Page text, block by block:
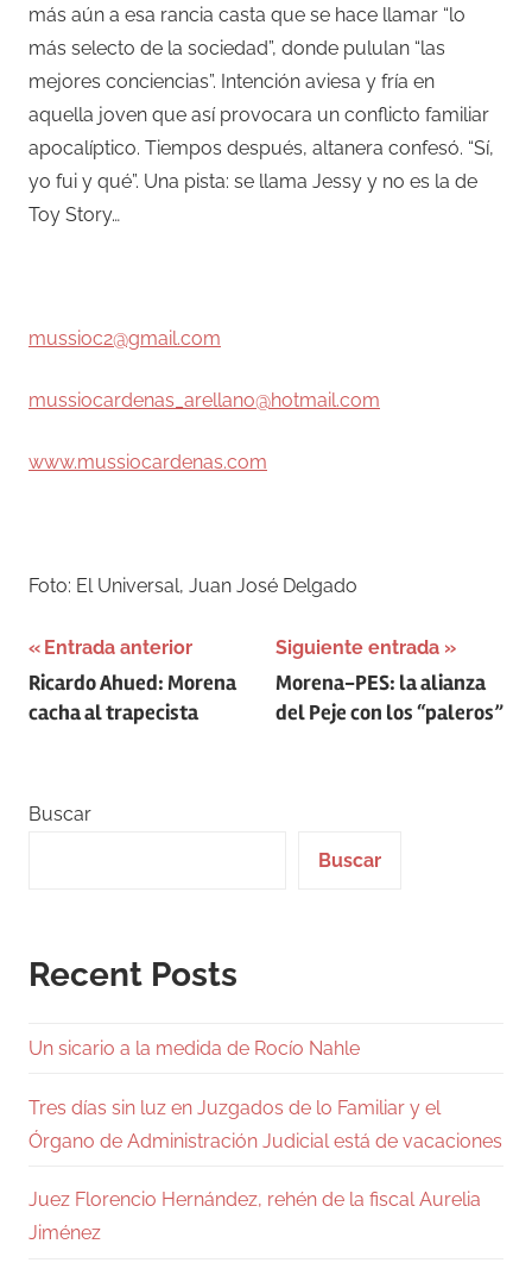
más aún a esa rancia casta que se hace llamar “lo
más selecto de la sociedad”, donde pululan “las
mejores conciencias”. Intención aviesa y fría en
aquella joven que así provocara un conflicto familiar
apocalíptico. Tiempos después, altanera confesó. “Sí,
yo fui y qué”. Una pista: se llama Jessy y no es la de
Toy Story…
mussioc2@gmail.com
mussiocardenas_arellano@hotmail.com
www.mussiocardenas.com
Foto: El Universal, Juan José Delgado
Navegación
de
Entrada anterior
Ricardo Ahued: Morena
cacha al trapecista
Siguiente entrada
Morena-PES: la alianza
del Peje con los “paleros”
Buscar
Buscar
Recent Posts
Un sicario a la medida de Rocío Nahle
Tres días sin luz en Juzgados de lo Familiar y el
Órgano de Administración Judicial está de vacaciones
Juez Florencio Hernández, rehén de la fiscal Aurelia
Jiménez